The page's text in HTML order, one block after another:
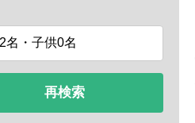
再検索